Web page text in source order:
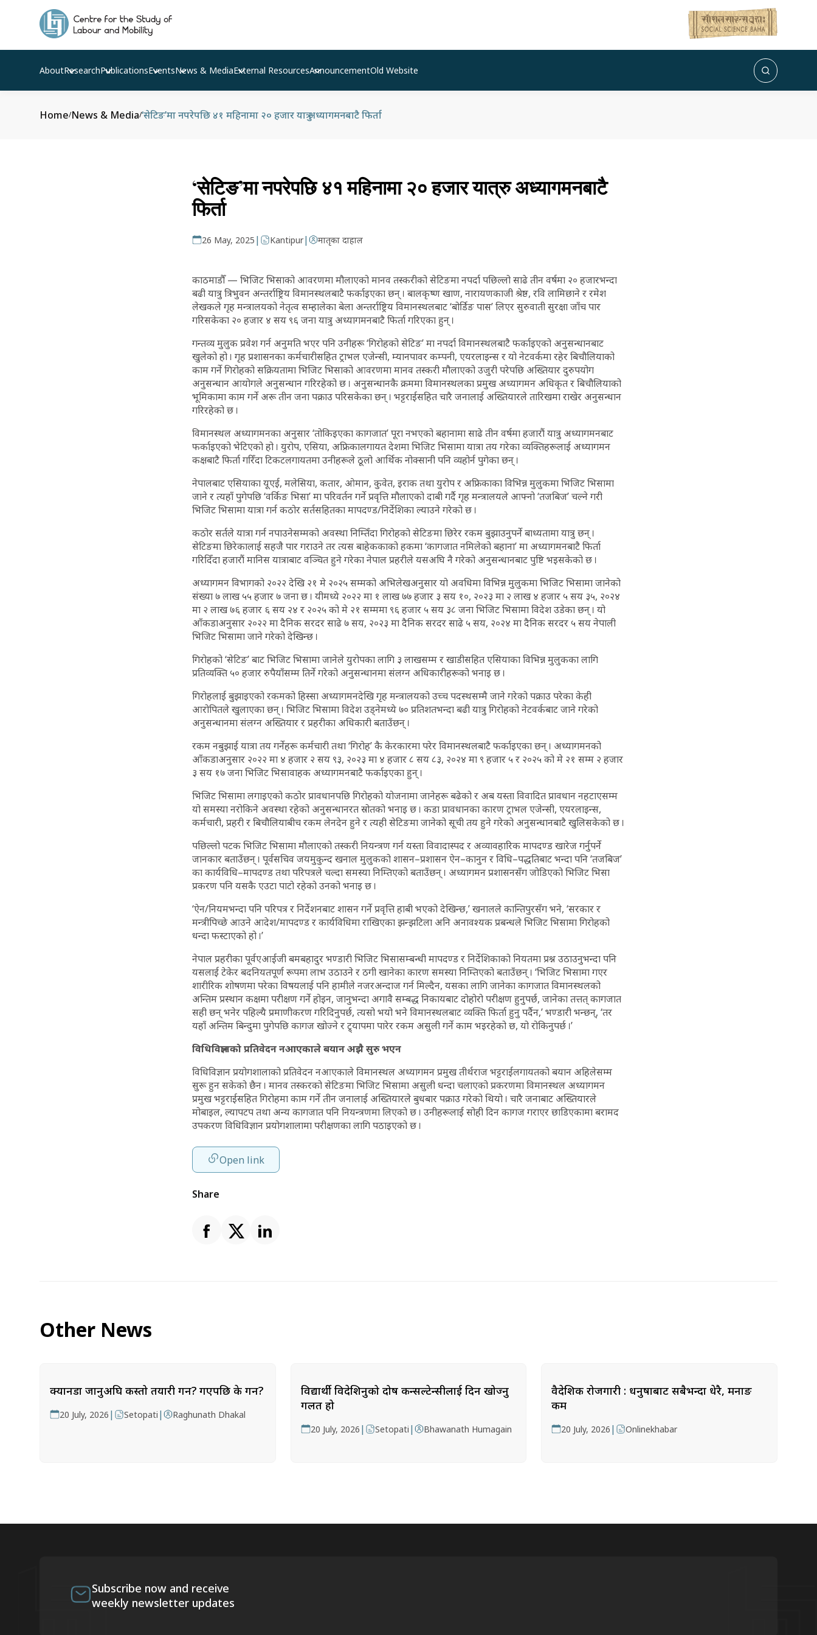
AboutResearchPublicationsEventsNews & MediaExternal ResourcesAnnouncementOld Website
Home/News & Media/‘सेटिङ’मा नपरेपछि ४१ महिनामा २० हजार यात्रु अध्यागमनबाटै फिर्ता
‘सेटिङ’मा नपरेपछि ४१ महिनामा २० हजार यात्रु अध्यागमनबाटै
फिर्ता
26 May, 2025 | Kantipur| मातृका दाहाल
काठमाडौँ — भिजिट भिसाको आवरणमा मौलाएको मानव तस्करीको सेटिङमा नपर्दा पछिल्लो साढे तीन वर्षमा २० हजारभन्दा
बढी यात्रु त्रिभुवन अन्तर्राष्ट्रिय विमानस्थलबाटै फर्काइएका छन् । बालकृष्ण खाण, नारायणकाजी श्रेष्ठ, रवि लामिछाने र रमेश
लेखकले गृह मन्त्रालयको नेतृत्व सम्हालेका बेला अन्तर्राष्ट्रिय विमानस्थलबाट ‘बोर्डिङ पास’ लिएर सुरुवाती सुरक्षा जाँच पार
गरिसकेका २० हजार ४ सय ९६ जना यात्रु अध्यागमनबाटै फिर्ता गरिएका हुन् ।
गन्तव्य मुलुक प्रवेश गर्न अनुमति भएर पनि उनीहरू ‘गिरोहको सेटिङ’ मा नपर्दा विमानस्थलबाटै फर्काइएको अनुसन्धानबाट
खुलेको हो । गृह प्रशासनका कर्मचारीसहित ट्राभल एजेन्सी, म्यानपावर कम्पनी, एयरलाइन्स र यो नेटवर्कमा रहेर बिचौलियाको
काम गर्ने गिरोहको सक्रियतामा भिजिट भिसाको आवरणमा मानव तस्करी मौलाएको उजुरी परेपछि अख्तियार दुरुपयोग
अनुसन्धान आयोगले अनुसन्धान गरिरहेको छ । अनुसन्धानकै क्रममा विमानस्थलका प्रमुख अध्यागमन अधिकृत र बिचौलियाको
भूमिकामा काम गर्ने अरू तीन जना पक्राउ परिसकेका छन् । भट्टराईसहित चारै जनालाई अख्तियारले तारिखमा राखेर अनुसन्धान
गरिरहेको छ ।
विमानस्थल अध्यागमनका अनुसार ‘तोकिइएका कागजात’ पूरा नभएको बहानामा साढे तीन वर्षमा हजारौं यात्रु अध्यागमनबाट
फर्काइएको भेटिएको हो । युरोप, एसिया, अफ्रिकालगायत देशमा भिजिट भिसामा यात्रा तय गरेका व्यक्तिहरूलाई अध्यागमन
कक्षबाटै फिर्ता गरिँदा टिकटलगायतमा उनीहरूले ठूलो आर्थिक नोक्सानी पनि व्यहोर्न पुगेका छन् ।
नेपालबाट एसियाका यूएई, मलेसिया, कतार, ओमान, कुवेत, इराक तथा युरोप र अफ्रिकाका विभिन्न मुलुकमा भिजिट भिसामा
जाने र त्यहाँ पुगेपछि ‘वर्किङ भिसा’ मा परिवर्तन गर्ने प्रवृत्ति मौलाएको दाबी गर्दै गृह मन्त्रालयले आफ्नो ‘तजबिज’ चल्ने गरी
भिजिट भिसामा यात्रा गर्न कठोर सर्तसहितका मापदण्ड/निर्देशिका ल्याउने गरेको छ ।
कठोर सर्तले यात्रा गर्न नपाउनेसम्मको अवस्था निम्तिँदा गिरोहको सेटिङमा छिरेर रकम बुझाउनुपर्ने बाध्यतामा यात्रु छन् ।
सेटिङमा छिरेकालाई सहजै पार गराउने तर त्यस बाहेककाको हकमा ‘कागजात नमिलेको बहाना’ मा अध्यागमनबाटै फिर्ता
गरिदिँदा हजारौं मानिस यात्राबाट वञ्चित हुने गरेका नेपाल प्रहरीले यसअघि नै गरेको अनुसन्धानबाट पुष्टि भइसकेको छ ।
अध्यागमन विभागको २०२२ देखि २१ मे २०२५ सम्मको अभिलेखअनुसार यो अवधिमा विभिन्न मुलुकमा भिजिट भिसामा जानेको
संख्या ७ लाख ५५ हजार ७ जना छ । यीमध्ये २०२२ मा १ लाख ७७ हजार ३ सय १०, २०२३ मा २ लाख ४ हजार ५ सय ३५, २०२४
मा २ लाख ७६ हजार ६ सय २४ र २०२५ को मे २१ सम्ममा ९६ हजार ५ सय ३८ जना भिजिट भिसामा विदेश उडेका छन् । यो
आँकडाअनुसार २०२२ मा दैनिक सरदर साढे ७ सय, २०२३ मा दैनिक सरदर साढे ५ सय, २०२४ मा दैनिक सरदर ५ सय नेपाली
भिजिट भिसामा जाने गरेको देखिन्छ ।
गिरोहको ‘सेटिङ’ बाट भिजिट भिसामा जानेले युरोपका लागि ३ लाखसम्म र खाडीसहित एसियाका विभिन्न मुलुकका लागि
प्रतिव्यक्ति ५० हजार रुपैयाँसम्म तिर्ने गरेको अनुसन्धानमा संलग्न अधिकारीहरूको भनाइ छ ।
गिरोहलाई बुझाइएको रकमको हिस्सा अध्यागमनदेखि गृह मन्त्रालयको उच्च पदस्थसम्मै जाने गरेको पक्राउ परेका केही
आरोपितले खुलाएका छन् । भिजिट भिसामा विदेश उड्नेमध्ये ७० प्रतिशतभन्दा बढी यात्रु गिरोहको नेटवर्कबाट जाने गरेको
अनुसन्धानमा संलग्न अख्तियार र प्रहरीका अधिकारी बताउँछन् ।
रकम नबुझाई यात्रा तय गर्नेहरू कर्मचारी तथा ‘गिरोह’ कै केरकारमा परेर विमानस्थलबाटै फर्काइएका छन् । अध्यागमनको
आँकडाअनुसार २०२२ मा ४ हजार २ सय ९३, २०२३ मा ४ हजार ८ सय ८३, २०२४ मा ९ हजार ५ र २०२५ को मे २१ सम्म २ हजार
३ सय १७ जना भिजिट भिसावाहक अध्यागमनबाटै फर्काइएका हुन् ।
भिजिट भिसामा लगाइएको कठोर प्रावधानपछि गिरोहको योजनामा जानेहरू बढेको र अब यस्ता विवादित प्रावधान नहटाएसम्म
यो समस्या नरोकिने अवस्था रहेको अनुसन्धानरत स्रोतको भनाइ छ । कडा प्रावधानका कारण ट्राभल एजेन्सी, एयरलाइन्स,
कर्मचारी, प्रहरी र बिचौलियाबीच रकम लेनदेन हुने र त्यही सेटिङमा जानेको सूची तय हुने गरेको अनुसन्धानबाटै खुलिसकेको छ ।
पछिल्लो पटक भिजिट भिसामा मौलाएको तस्करी नियन्त्रण गर्न यस्ता विवादास्पद र अव्यावहारिक मापदण्ड खारेज गर्नुपर्ने
जानकार बताउँछन् । पूर्वसचिव जयमुकुन्द खनाल मुलुकको शासन–प्रशासन ऐन–कानुन र विधि–पद्धतिबाट भन्दा पनि ‘तजबिज’
का कार्यविधि–मापदण्ड तथा परिपत्रले चल्दा समस्या निम्तिएको बताउँछन् । अध्यागमन प्रशासनसँग जोडिएको भिजिट भिसा
प्रकरण पनि यसकै एउटा पाटो रहेको उनको भनाइ छ ।
‘ऐन/नियमभन्दा पनि परिपत्र र निर्देशनबाट शासन गर्ने प्रवृत्ति हाबी भएको देखिन्छ,’ खनालले कान्तिपुरसँग भने, ‘सरकार र
मन्त्रीपिच्छे आउने आदेश/मापदण्ड र कार्यविधिमा राखिएका झन्झटिला अनि अनावश्यक प्रबन्धले भिजिट भिसामा गिरोहको
धन्दा फस्टाएको हो ।’
नेपाल प्रहरीका पूर्वएआईजी बमबहादुर भण्डारी भिजिट भिसासम्बन्धी मापदण्ड र निर्देशिकाको नियतमा प्रश्न उठाउनुभन्दा पनि
यसलाई टेकेर बदनियतपूर्ण रूपमा लाभ उठाउने र ठगी खानेका कारण समस्या निम्तिएको बताउँछन् । ‘भिजिट भिसामा गएर
शारीरिक शोषणमा परेका विषयलाई पनि हामीले नजरअन्दाज गर्न मिल्दैन, यसका लागि जानेका कागजात विमानस्थलको
अन्तिम प्रस्थान कक्षमा परीक्षण गर्ने होइन, जानुभन्दा अगावै सम्बद्ध निकायबाट दोहोरो परीक्षण हुनुपर्छ, जानेका तत्तत् कागजात
सही छन् भनेर पहिल्यै प्रमाणीकरण गरिदिनुपर्छ, त्यसो भयो भने विमानस्थलबाट व्यक्ति फिर्ता हुनु पर्दैन,’ भण्डारी भन्छन्, ‘तर
यहाँ अन्तिम बिन्दुमा पुगेपछि कागज खोज्ने र ट्र्यापमा पारेर रकम असुली गर्ने काम भइरहेको छ, यो रोकिनुपर्छ ।’
विधिविज्ञानको प्रतिवेदन नआएकाले बयान अझै सुरु भएन
विधिविज्ञान प्रयोगशालाको प्रतिवेदन नआएकाले विमानस्थल अध्यागमन प्रमुख तीर्थराज भट्टराईलगायतको बयान अहिलेसम्म
सुरू हुन सकेको छैन । मानव तस्करको सेटिङमा भिजिट भिसामा असुली धन्दा चलाएको प्रकरणमा विमानस्थल अध्यागमन
प्रमुख भट्टराईसहित गिरोहमा काम गर्ने तीन जनालाई अख्तियारले बुधबार पक्राउ गरेको थियो । चारै जनाबाट अख्तियारले
मोबाइल, ल्यापटप तथा अन्य कागजात पनि नियन्त्रणमा लिएको छ । उनीहरूलाई सोही दिन कागज गराएर छाडिएकामा बरामद
उपकरण विधिविज्ञान प्रयोगशालामा परीक्षणका लागि पठाइएको छ ।
Open link
Share
Other News
क्यानडा जानुअघि कस्तो तयारी गर्ने? गएपछि के गर्ने?
20 July, 2026 | Setopati | Raghunath Dhakal
विद्यार्थी विदेशिनुको दोष कन्सल्टेन्सीलाई दिन खोज्नु
गलत हो
20 July, 2026 | Setopati | Bhawanath Humagain
वैदेशिक रोजगारी : धनुषाबाट सबैभन्दा धेरै, मनाङ
कम
20 July, 2026 | Onlinekhabar
Subscribe now and receive
weekly newsletter updates